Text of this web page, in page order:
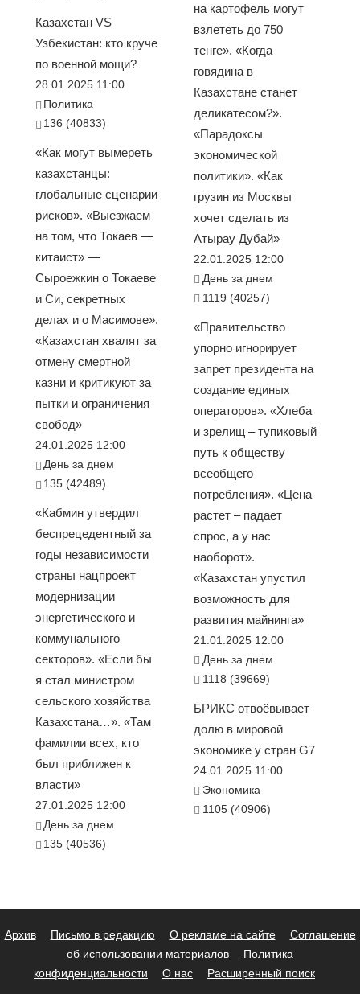
Казахстан VS
Узбекистан: кто круче
по военной мощи?
28.01.2025 11:00
Политика
136 (40833)
«Как могут вымереть
казахстанцы:
глобальные сценарии
рисков». «Выезжаем
на том, что Токаев —
китаист» —
Сыроежкин о Токаеве
и Си, секретных
делах и о Масимове».
«Казахстан хвалят за
отмену смертной
казни и критикуют за
пытки и ограничения
свобод»
24.01.2025 12:00
День за днем
135 (42489)
«Кабмин утвердил
беспрецедентный за
годы независимости
страны нацпроект
модернизации
энергетического и
коммунального
секторов». «Если бы
я стал министром
сельского хозяйства
Казахстана…». «Там
фамилии всех, кто
был приближен к
власти»
27.01.2025 12:00
День за днем
135 (40536)
на картофель могут
взлететь до 750
тенге». «Когда
говядина в
Казахстане станет
деликатесом?».
«Парадоксы
экономической
политики». «Как
грузин из Москвы
хочет сделать из
Атырау Дубай»
22.01.2025 12:00
День за днем
1119 (40257)
«Правительство
упорно игнорирует
запрет президента на
создание единых
операторов». «Хлеба
и зрелищ – тупиковый
путь к обществу
всеобщего
потребления». «Цена
растет – падает
спрос, а у нас
наоборот».
«Казахстан упустил
возможность для
развития майнинга»
21.01.2025 12:00
День за днем
1118 (39669)
БРИКС отвоёвывает
долю в мировой
экономике у стран G7
24.01.2025 11:00
Экономика
1105 (40906)
Архив Письмо в редакцию О рекламе на сайте
Соглашение
об использовании материалов
Политика
конфиденциальности
О нас Расширенный поиск